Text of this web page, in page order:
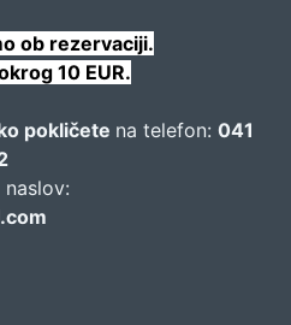
ob rezervaciji.
10 EUR.
pokličete na telefon: 041